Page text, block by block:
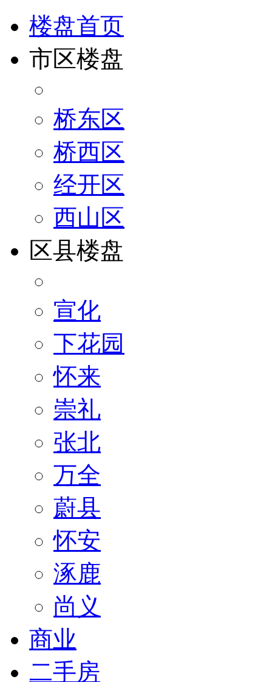
楼盘首页
市区楼盘
桥东区
桥西区
经开区
西山区
区县楼盘
宣化
下花园
怀来
崇礼
张北
万全
蔚县
怀安
涿鹿
尚义
商业
二手房